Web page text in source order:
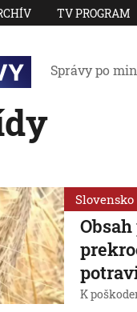
TV PROGRAM
Správy po
Slovensko
K